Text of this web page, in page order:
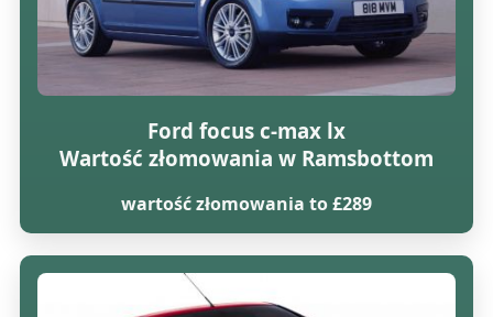
Ford focus c-max lx
Wartość złomowania w Ramsbottom
wartość złomowania to £289